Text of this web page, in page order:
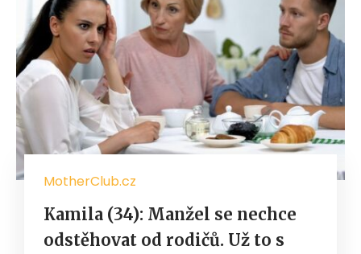
MotherClub.cz
Kamila (34): Manžel se nechce
odstěhovat od rodičů. Už to s